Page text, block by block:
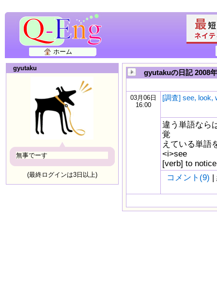
ホーム
gyutaku
無事でーす
(最終ログインは3日以上)
gyutakuの日記 2008
03月06日
16:00
[調査] see, look,
違う単語なら
覚
えている単語
<i>see
[verb] to
コメント(9) |